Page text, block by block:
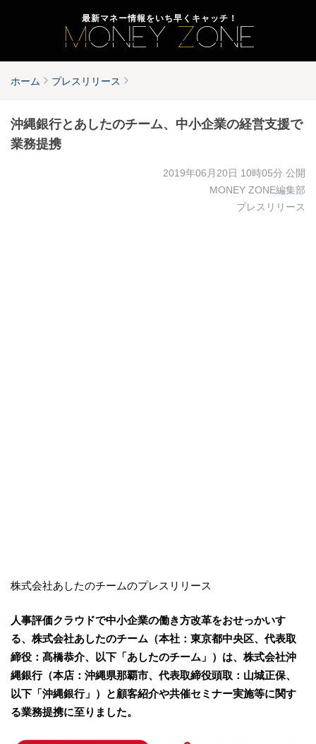
最新マネー情報をいち早くキャッチ！
ホーム プレスリリース
沖縄銀行とあしたのチーム、中小企業の経営支援で
業務提携
2019年06月20日 10時05分 公開
MONEY ZONE編集部
プレスリリース
株式会社あしたのチームのプレスリリース
人事評価クラウドで中小企業の働き方改革をおせっかいす
る、株式会社あしたのチーム（本社：東京都中央区、代表取
締役：髙橋恭介、以下「あしたのチーム」）は、株式会社沖
縄銀行（本店：沖縄県那覇市、代表取締役頭取：山城正保、
以下「沖縄銀行」）と顧客紹介や共催セミナー実施等に関す
る業務提携に至りました。